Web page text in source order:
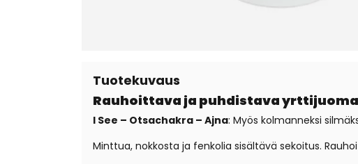
Tuotekuvaus
Rauhoittava ja puhdistava yrttijuoma
I See – Otsachakra – Ajna: Myös kolmanneksi
Minttua, nokkosta ja fenkolia sisältävä sekoitus.